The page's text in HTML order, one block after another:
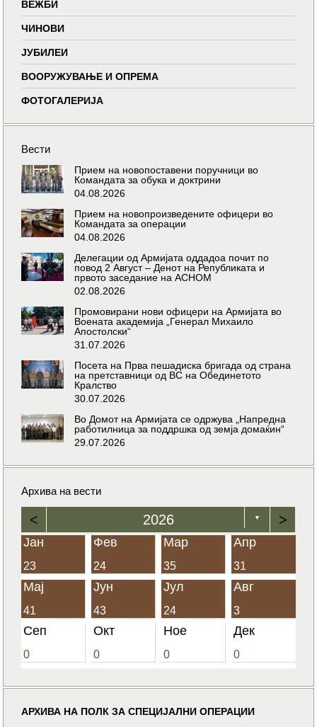
ВЕЖБИ
ЧИНОВИ
ЈУБИЛЕИ
ВООРУЖУВАЊЕ И ОПРЕМА
ФОТОГАЛЕРИЈА
Вести
Прием на новопоставени поручници во
Командата за обука и доктрини
04.08.2026
Прием на новопроизведените офицери во
Командата за операции
04.08.2026
Делегации од Армијата оддадоа почит по
повод 2 Август – Денот на Републиката и
првото заседание на АСНОМ
02.08.2026
Промовирани нови офицери на Армијата во
Воената академија „Генерал Михаило
Апостолски“
31.07.2026
Посета на Прва пешадиска бригада од страна
на претставници од ВС на Обединетото
Кралство
30.07.2026
Во Домот на Армијата се одржува „Напредна
работилница за поддршка од земја домаќин“
29.07.2026
Архива на вести
< 2026 ▼ >
Јан
23
Фев
24
Мар
35
Апр
31
Мај
41
Јун
43
Јул
24
Авг
3
Сеп
0
Окт
0
Ное
0
Дек
0
АРХИВА НА ПОЛК ЗА СПЕЦИЈАЛНИ ОПЕРАЦИИ